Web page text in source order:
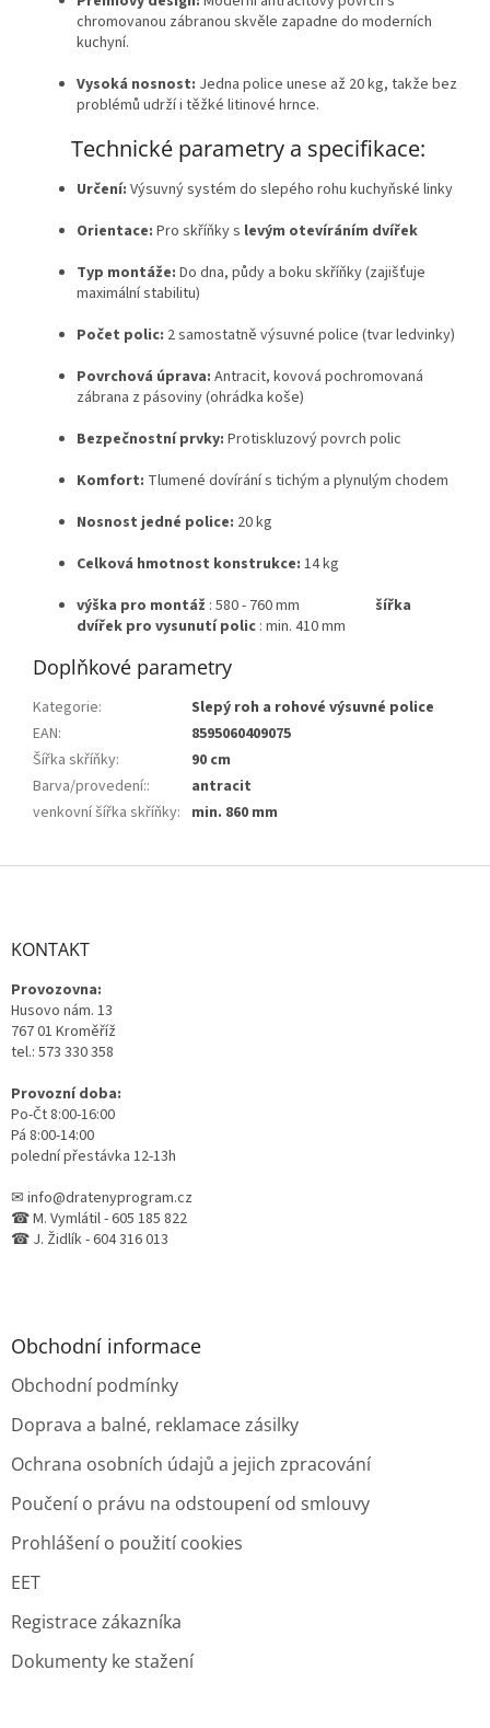
chromovanou zábranou skvěle zapadne do moderních
kuchyní.
Vysoká nosnost: Jedna police unese až 20 kg, takže bez
problémů udrží i těžké litinové hrnce.
Technické parametry a specifikace:
Určení: Výsuvný systém do slepého rohu kuchyňské linky
Orientace: Pro skříňky s levým otevíráním dvířek
Typ montáže: Do dna, půdy a boku skříňky (zajišťuje
maximální stabilitu)
Počet polic: 2 samostatně výsuvné police (tvar ledvinky)
Povrchová úprava: Antracit, kovová pochromovaná
zábrana z pásoviny (ohrádka koše)
Bezpečnostní prvky: Protiskluzový povrch polic
Komfort: Tlumené dovírání s tichým a plynulým chodem
Nosnost jedné police: 20 kg
Celková hmotnost konstrukce: 14 kg
výška pro montáž : 580 - 760 mm šířka
dvířek pro vysunutí polic : min. 410 mm
Doplňkové parametry
Kategorie:
Slepý roh a rohové výsuvné police
EAN:
8595060409075
Šířka skříňky:
90 cm
Barva/provedení::
antracit
venkovní šířka skříňky: min. 860 mm
Z
KONTAKT
Provozovna:
Husovo nám. 13
767 01 Kroměříž
tel.: 573 330 358
Provozní doba:
Po-Čt 8:00-16:00
Pá 8:00-14:00
polední přestávka 12-13h
✉ info@dratenyprogram.cz
☎ M. Vymlátil - 605 185 822
☎ J. Židlík - 604 316 013
Obchodní informace
Obchodní podmínky
Doprava a balné, reklamace zásilky
Ochrana osobních údajů a jejich zpracování
Poučení o právu na odstoupení od smlouvy
Prohlášení o použití cookies
EET
Registrace zákazníka
Dokumenty ke stažení